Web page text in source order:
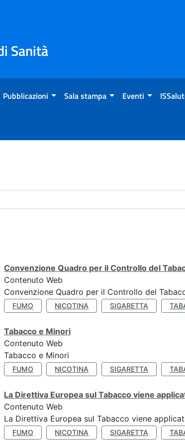
Sanità
Pubblicazioni Sala stampa Eventi
Convenzione Quadro per il Controllo del
Contenuto Web
Convenzione Quadro per il Controllo del
FUMO NICOTINA SIGARETTA
Tabacco e Minori
Contenuto Web
Tabacco e Minori
FUMO NICOTINA SIGARETTA
La Direttiva Europea sul Tabacco viene
Contenuto Web
La Direttiva Europea sul Tabacco viene
FUMO NICOTINA SIGARETTA